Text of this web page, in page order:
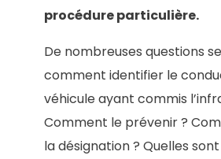
procédure particulière.
De nombreuses questions
comment identifier le
véhicule ayant commis
Comment le prévenir ?
la désignation ? Quelles